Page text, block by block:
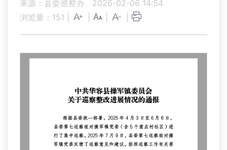
来源：县委巡察办
2026-02-06 14:54
浏览量： 151